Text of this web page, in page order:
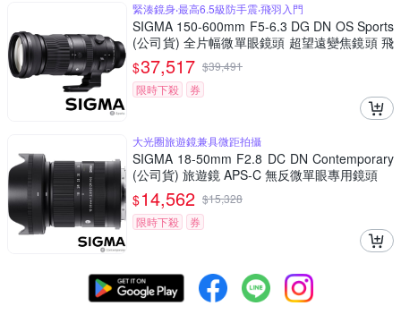
緊湊鏡身‧最高6.5級防手震‧飛羽入門
SIGMA 150-600mm F5-6.3 DG DN OS Sports
(公司貨) 全片幅微單眼鏡頭 超望遠變焦鏡頭 飛
羽攝影 拍鳥
$37,517 $39,491
限時下殺
券
大光圈旅遊鏡兼具微距拍攝
SIGMA 18-50mm F2.8 DC DN Contemporary
(公司貨) 旅遊鏡 APS-C 無反微單眼專用鏡頭
$14,562 $15,328
限時下殺
券